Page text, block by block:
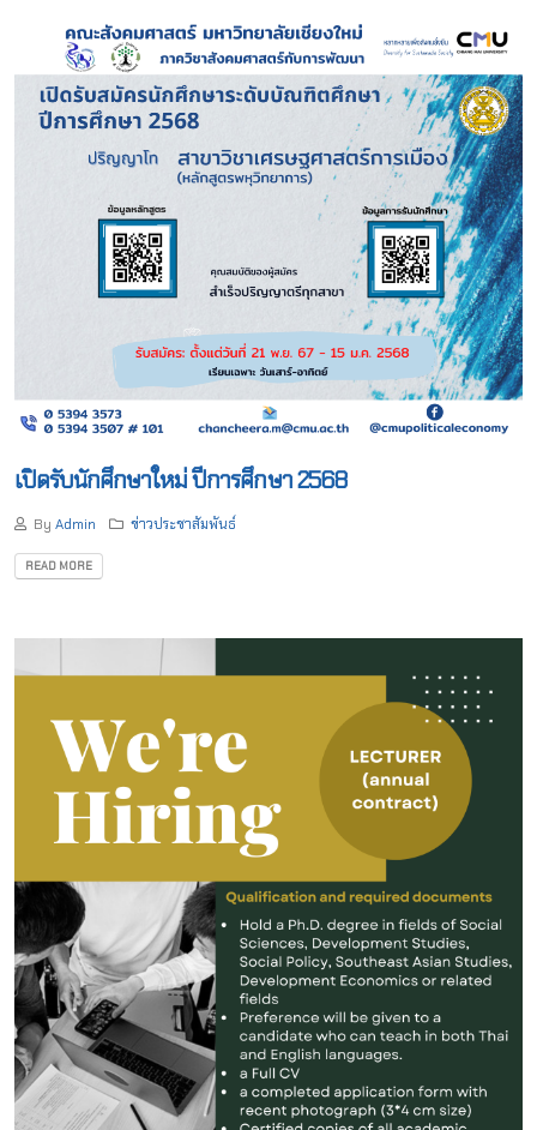
เปิดรับนักศึกษาใหม่ ปีการศึกษา 2568
By Admin ข่าวประชาสัมพันธ์
READ MORE